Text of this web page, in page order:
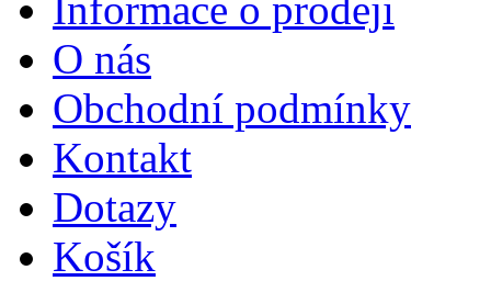
O nás
Obchodní podmínky
Kontakt
Dotazy
Košík